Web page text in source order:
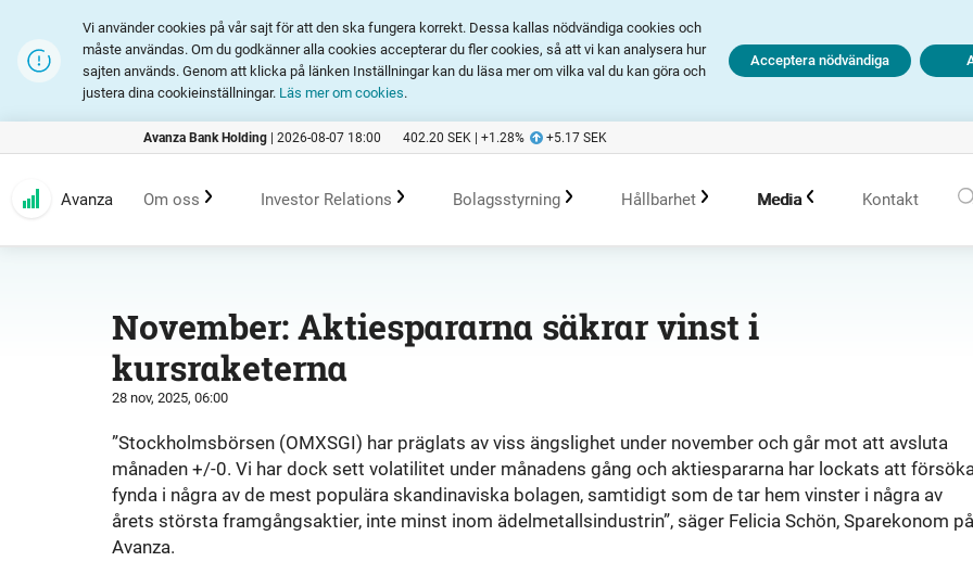
Vi använder cookies på vår sajt för att den ska fungera korrekt. Dessa kallas nödvändiga cookies och
måste användas. Om du godkänner alla cookies accepterar du fler cookies, så att vi kan analysera hur
sajten används. Genom att klicka på länken Inställningar kan du läsa mer om vilka val du kan göra och
justera dina cookieinställningar. Läs mer om cookies.
Acceptera nödvändiga
Avanza Bank Holding | 2026-08-07 18:00 402.20 SEK | +1.28% +5.17 SEK
Avanza Om oss
Erbjudande
Historik
Investor Relations
Rapporter och presentationer
Aktien
Bolagsstyrning
Styrelse
Hållbarhet Media
Bildbank
Kontakt
November: Aktiespararna säkrar vinst i
kursraketerna
28 nov, 2025, 06:00
”Stockholmsbörsen (OMXSGI) har präglats av viss ängslighet under november och går mot att avsluta
månaden +/-0. Vi har dock sett volatilitet under månadens gång och aktiespararna har lockats att
fynda i några av de mest populära skandinaviska bolagen, samtidigt som de tar hem vinster i några av
årets största framgångsaktier, inte minst inom ädelmetallsindustrin”, säger Felicia Schön, Sparekonom på
Avanza.